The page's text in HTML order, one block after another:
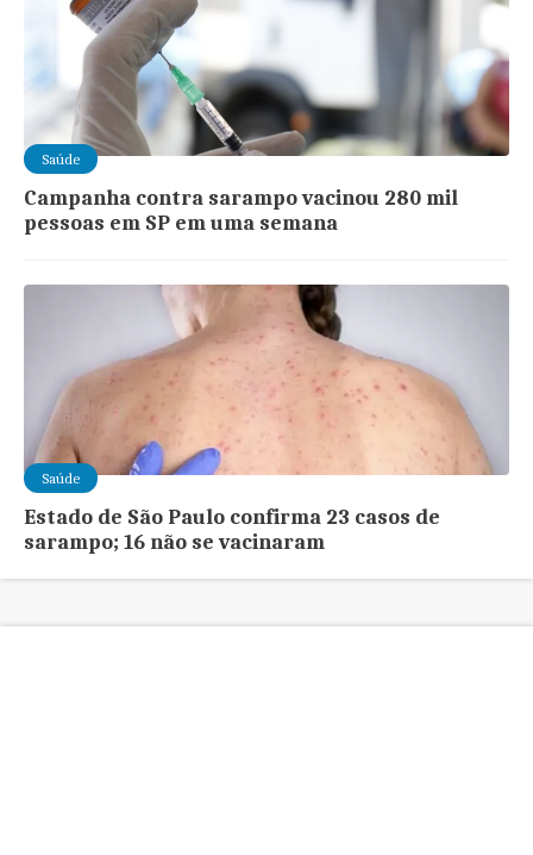
Saúde
Campanha contra sarampo vacinou 280 mil
pessoas em SP em uma semana
Saúde
Estado de São Paulo confirma 23 casos de
sarampo; 16 não se vacinaram